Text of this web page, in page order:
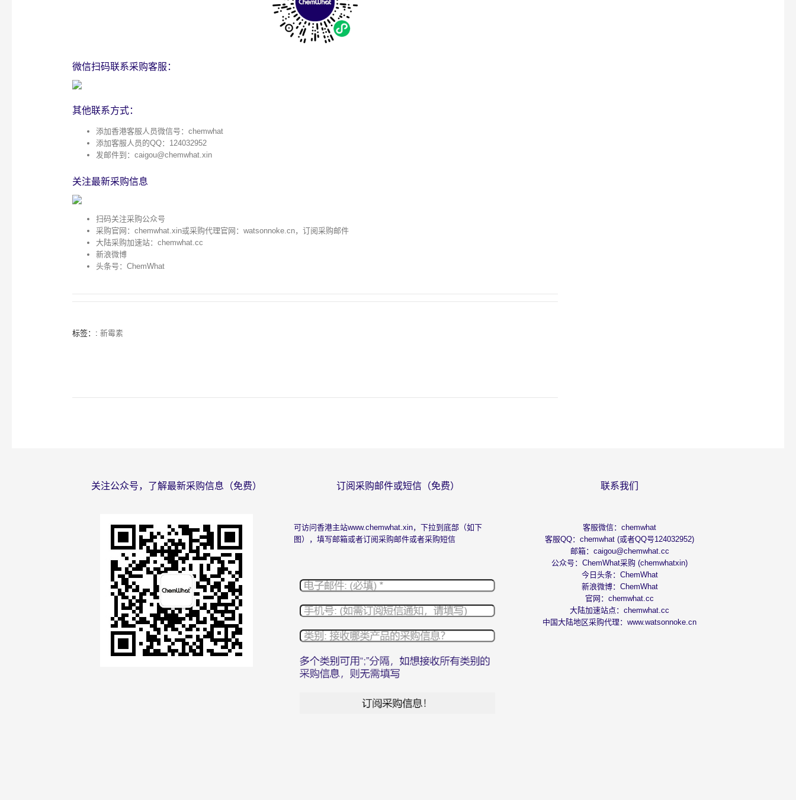
微信扫码联系采购客服：
其他联系方式：
添加香港客服人员微信号：chemwhat
添加客服人员的QQ：124032952
发邮件到： caigou@chemwhat.xin
关注最新采购信息
扫码关注采购公众号
采购官网： chemwhat.xin或采购代理官网： watsonnoke.cn，订阅采购邮件
大陆采购加速站： chemwhat.cc
新浪微博
头条号：ChemWhat
标签：: 新霉素
关注公众号，了解最新采购信息（免费） 订阅采购邮件或短信（免费）
可访问香港主站www.chemwhat.xin，下拉到底部（如下
图），填写邮箱或者订阅采购邮件或者采购短信
联系我们
客服微信：chemwhat
客服QQ：chemwhat (或者QQ号124032952)
邮箱： caigou@chemwhat.cc
公众号：ChemWhat采购 (chemwhatxin)
今日头条： ChemWhat
新浪微博： ChemWhat
官网：chemwhat.cc
大陆加速站点：chemwhat.cc
中国大陆地区采购代理：www.watsonnoke.cn